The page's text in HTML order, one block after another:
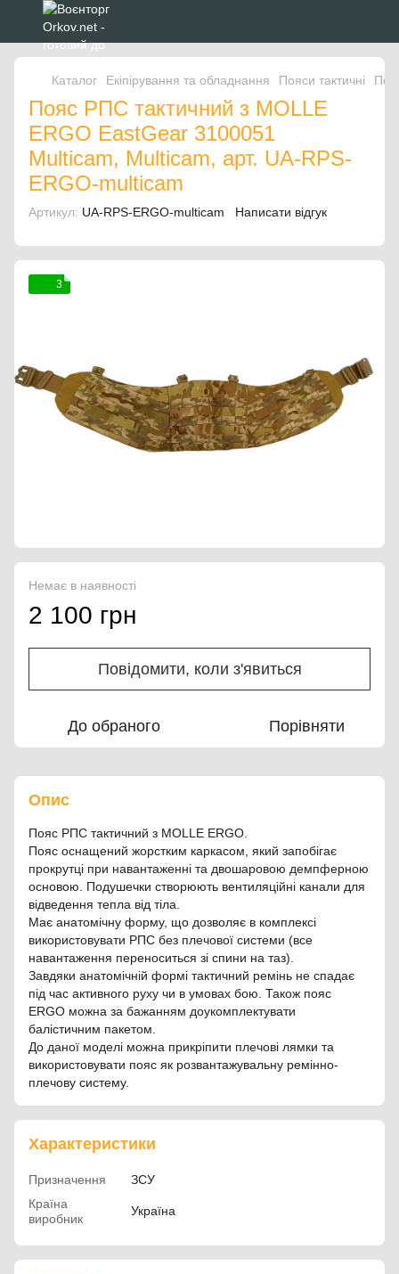
Каталог Екіпірування та обладнання Пояси тактичні
Пояс РПС тактичний з MOLLE
ERGO EastGear 3100051
Multicam, Multicam, арт. UA-RPS-
ERGO-multicam
Артикул: UA-RPS-ERGO-multicam Написати відгук
3
Немає в наявності
2 100 грн
Повідомити, коли з'явиться
До обраного Порівняти
Опис
Пояс РПС тактичний з MOLLЕ ERGO.
Пояс оснащений жорстким каркасом, який запобігає
прокрутці при навантаженні та двошаровою демпферною
основою. Подушечки створюють вентиляційні канали для
відведення тепла від тіла.
Має анатомічну форму, що дозволяє в комплексі
використовувати РПС без плечової системи (все
навантаження переноситься зі спини на таз).
Завдяки анатомічній формі тактичний ремінь не спадає
під час активного руху чи в умовах бою. Також пояс
ERGO можна за бажанням доукомплектувати
балістичним пакетом.
До даної моделі можна прикріпити плечові лямки та
використовувати пояс як розвантажувальну ремінно-
плечову систему.
Характеристики
Призначення
ЗСУ
Країна
виробник
Україна